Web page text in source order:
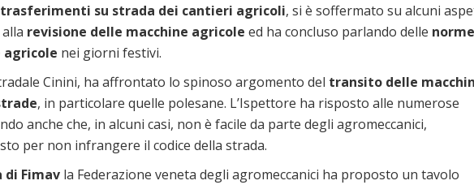
trasferimenti su strada dei cantieri agricoli, si è soffermato su alcuni
revisione delle macchine agricole ed ha concluso parlando delle norme
agricole nei giorni festivi.
Cinini, ha affrontato lo spinoso argomento del transito delle
, in particolare quelle polesane. L’Ispettore ha risposto alle numerose
anche che, in alcuni casi, non è facile da parte degli agromeccanici,
per non infrangere il codice della strada.
di Fimav la Federazione veneta degli agromeccanici ha proposto un tavolo